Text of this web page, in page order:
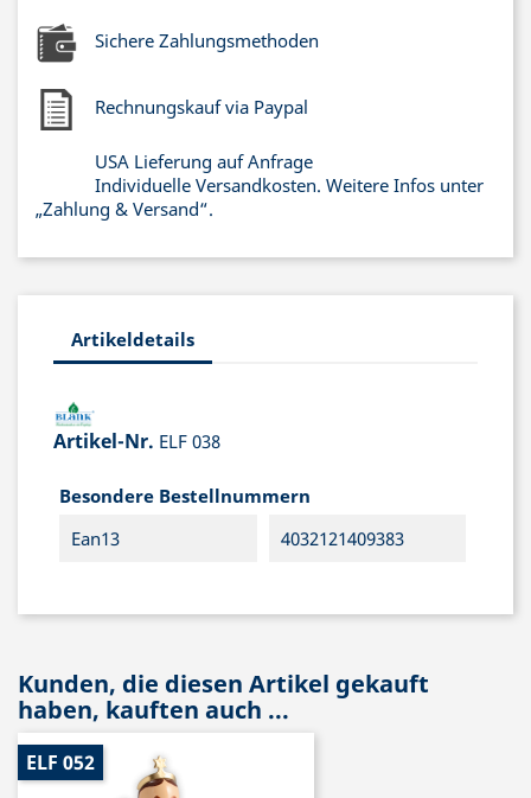
Sichere Zahlungsmethoden
Rechnungskauf via Paypal
USA Lieferung auf Anfrage
Individuelle Versandkosten. Weitere Infos unter
„Zahlung & Versand“.
Artikeldetails
Artikel-Nr. ELF 038
Besondere Bestellnummern
Ean13
4032121409383
Kunden, die diesen Artikel gekauft
haben, kauften auch ...
ELF 052